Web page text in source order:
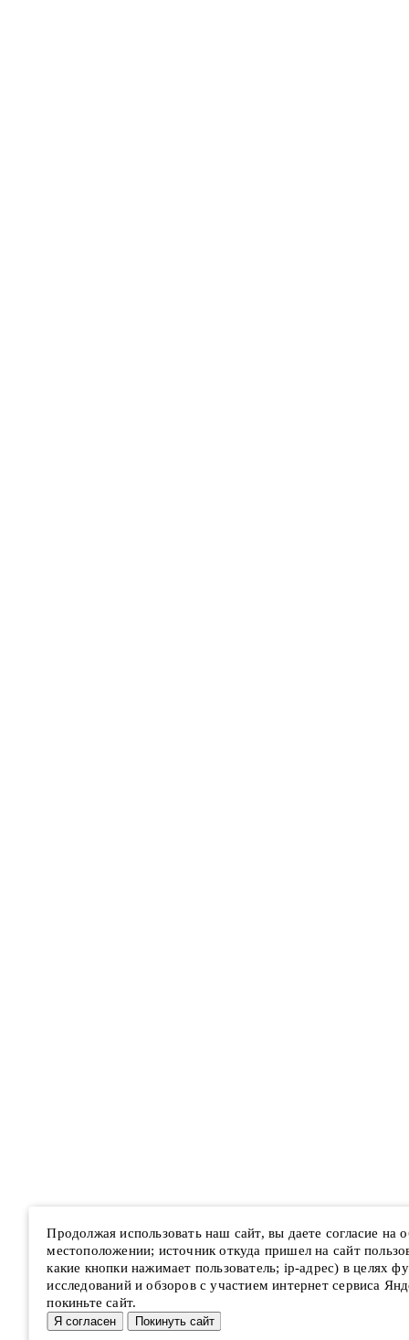
Продолжая использовать наш сайт, вы даете согласие на
местоположении; источник откуда пришел на сайт
какие кнопки нажимает пользователь; ip-адрес) в целях
исследований и обзоров с участием интернет сервиса
покиньте сайт.
Я согласен Покинуть сайт